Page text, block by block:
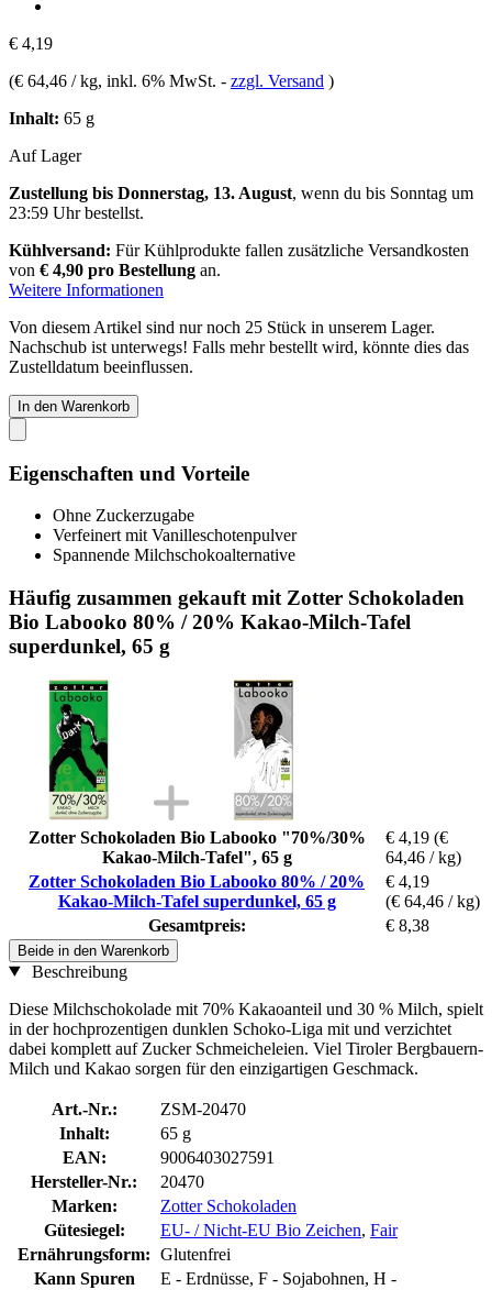
€ 4,19
(€ 64,46 / kg, inkl. 6% MwSt. - zzgl. Versand )
Inhalt: 65 g
Auf Lager
Zustellung bis Donnerstag, 13. August, wenn du bis Sonntag um
23:59 Uhrbestellst.
Kühlversand: Für Kühlprodukte fallen zusätzliche Versandkosten
von € 4,90 pro Bestellung an.
Weitere Informationen
Von diesem Artikel sind nur noch 25 Stück in unserem Lager.
Nachschub ist unterwegs! Falls mehr bestellt wird, könnte dies das
Zustelldatum beeinflussen.
In den Warenkorb
Eigenschaften und Vorteile
Ohne Zuckerzugabe
Verfeinert mit Vanilleschotenpulver
Spannende Milchschokoalternative
Häufig zusammen gekauft mit Zotter Schokoladen
Bio Labooko 80% / 20% Kakao-Milch-Tafel
superdunkel, 65 g
Zotter Schokoladen Bio Labooko "70%/30%
Kakao-Milch-Tafel", 65 g
€ 4,19 (€
64,46 / kg)
Zotter Schokoladen Bio Labooko 80% / 20%
Kakao-Milch-Tafel superdunkel, 65 g
€ 4,19
(€ 64,46 / kg)
Gesamtpreis:
€ 8,38
Beide in den Warenkorb
Beschreibung
Diese Milchschokolade mit 70% Kakaoanteil und 30 % Milch, spielt
in der hochprozentigen dunklen Schoko-Liga mit und verzichtet
dabei komplett auf Zucker Schmeicheleien. Viel Tiroler Bergbauern-
Milch und Kakao sorgen für den einzigartigen Geschmack.
Art.-Nr.:
ZSM-20470
Inhalt:
65 g
EAN:
9006403027591
Hersteller-Nr.:
20470
Marken:
Zotter Schokoladen
Gütesiegel:
EU- / Nicht-EU Bio Zeichen, Fair
Ernährungsform: Glutenfrei
Kann Spuren
E - Erdnüsse, F - Sojabohnen, H -